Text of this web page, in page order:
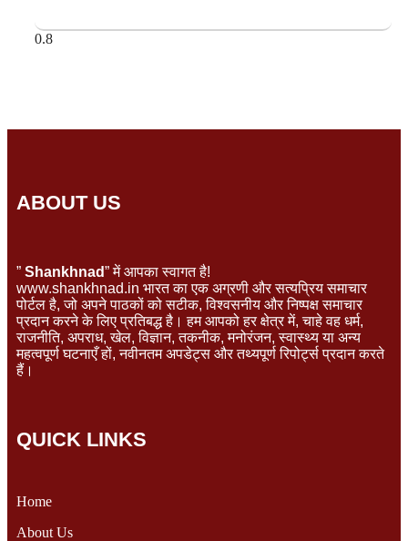
ABOUT US
” Shankhnad” में आपका स्वागत है!
www.shankhnad.in भारत का एक अग्रणी और सत्यप्रिय समाचार
पोर्टल है, जो अपने पाठकों को सटीक, विश्वसनीय और निष्पक्ष समाचार
प्रदान करने के लिए प्रतिबद्ध है। हम आपको हर क्षेत्र में, चाहे वह धर्म,
राजनीति, अपराध, खेल, विज्ञान, तकनीक, मनोरंजन, स्वास्थ्य या अन्य
महत्वपूर्ण घटनाएँ हों, नवीनतम अपडेट्स और तथ्यपूर्ण रिपोर्ट्स प्रदान करते
हैं।
QUICK LINKS
Home
About Us